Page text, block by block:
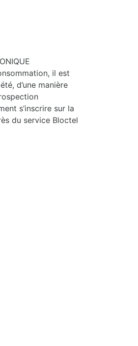
il est
d’une manière
s’inscrire sur la
du service Bloctel